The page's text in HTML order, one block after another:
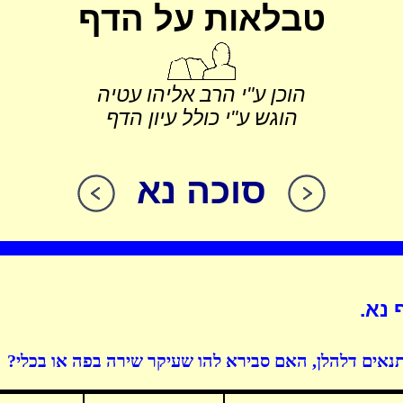
טבלאות על הדף
הוכן ע"י הרב אליהו עטיה
הוגש ע"י כולל עיון הדף
סוכה נא
נא.
דלהלן, האם סבירא להו שעיקר שירה בפה או בכלי?